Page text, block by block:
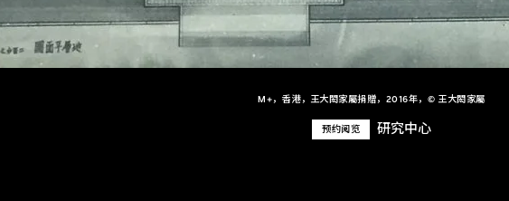
M+，香港，王大閎家屬捐贈，2016年，© 王大閎家屬
预约阅览 研究中心